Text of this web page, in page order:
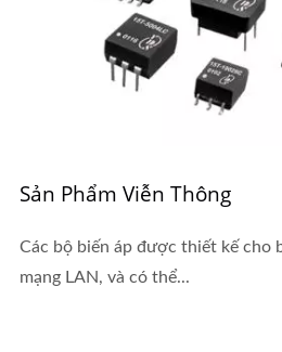
Sản Phẩm Viễn Thông
Các bộ biến áp được thiết kế cho
mạng LAN, và có thể...